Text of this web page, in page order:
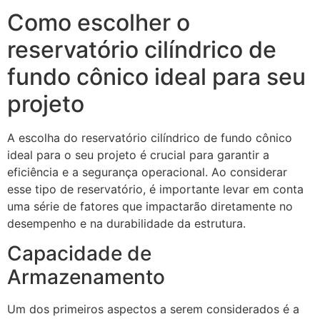
Como escolher o
reservatório cilíndrico de
fundo cônico ideal para seu
projeto
A escolha do reservatório cilíndrico de fundo cônico
ideal para o seu projeto é crucial para garantir a
eficiência e a segurança operacional. Ao considerar
esse tipo de reservatório, é importante levar em conta
uma série de fatores que impactarão diretamente no
desempenho e na durabilidade da estrutura.
Capacidade de
Armazenamento
Um dos primeiros aspectos a serem considerados é a